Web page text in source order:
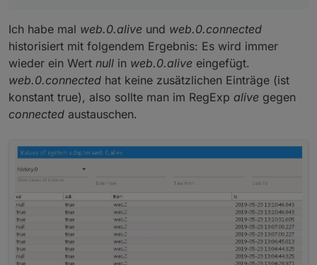
Ich habe mal web.0.alive und web.0.connected
historisiert mit folgendem Ergebnis: Es wird immer
wieder ein Wert null in web.0.alive eingefügt.
web.0.connected hat keine zusätzlichen Einträge (ist
konstant true), also sollte man im RegExp alive gegen
connected austauschen.